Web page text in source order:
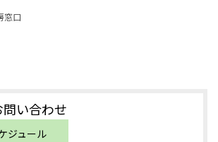
窓口
い合わせ
ジュール